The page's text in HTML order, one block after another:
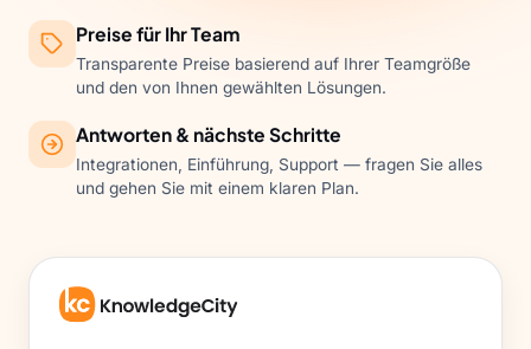
Preise für Ihr Team
Transparente Preise basierend auf Ihrer Teamgröße
und den von Ihnen gewählten Lösungen.
Antworten & nächste Schritte
Integrationen, Einführung, Support — fragen Sie alles
und gehen Sie mit einem klaren Plan.